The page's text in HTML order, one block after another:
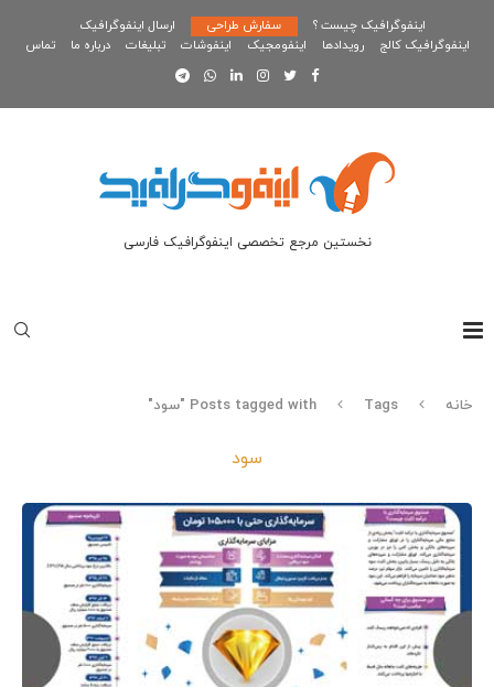
اینفوگرافیک چیست ؟ سفارش طراحی
ارسال اینفوگرافیک
اینفوگرافیک کالج
رویدادها اینفومجیک اینفوشات تبلیغات درباره ما تماس
نخستین مرجع تخصصی اینفوگرافیک فارسی
خانه Tags Posts tagged with "سود"
سود